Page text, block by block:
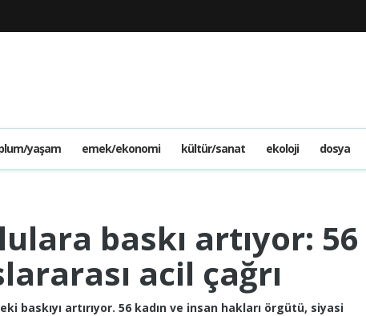
yaşam emek/ekonomi kültür/sanat ekoloji dosya
baskı artıyor: 56
acil çağrı
baskıyı artırıyor. 56 kadın ve insan hakları örgütü, siyasi